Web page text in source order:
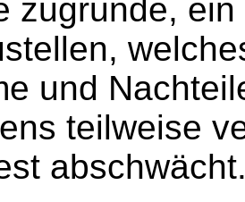
zugrunde,
und
teilweise